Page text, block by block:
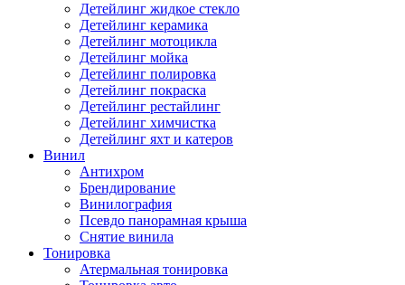
Детейлинг жидкое стекло
Детейлинг керамика
Детейлинг мотоцикла
Детейлинг мойка
Детейлинг полировка
Детейлинг покраска
Детейлинг рестайлинг
Детейлинг химчистка
Детейлинг яхт и катеров
Винил
Антихром
Брендирование
Винилография
Псевдо панорамная крыша
Снятие винила
Тонировка
Атермальная тонировка